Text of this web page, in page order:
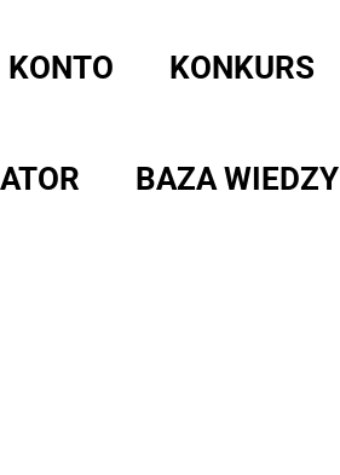
KONTO KONKURS
BAZA WIEDZY